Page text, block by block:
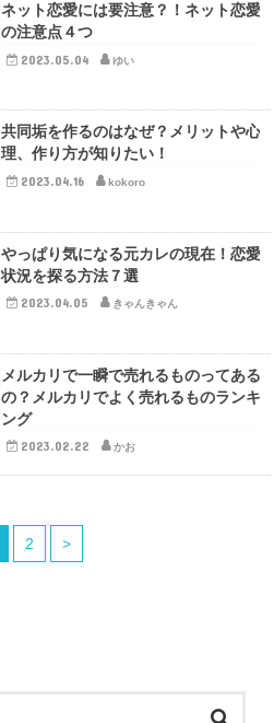
ネット恋愛には要注意？！ネット恋愛
の注意点４つ
2023.05.04 ゆい
共同垢を作るのはなぜ？メリットや心
理、作り方が知りたい！
2023.04.16 kokoro
やっぱり気になる元カレの現在！恋愛
状況を探る方法７選
2023.04.05 きゃんきゃん
メルカリで一瞬で売れるものってある
の？メルカリでよく売れるものランキ
ング
2023.02.22 かお
2 >